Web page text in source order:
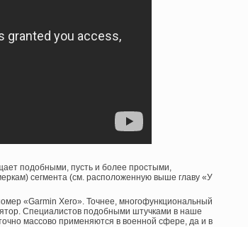
подобными, пусть и более простыми,
сегмента (см. расположенную выше главу «У
«Garmin Xero». Точнее, многофункциональный
Специалистов подобными штучками в наше
массово применяются в военной сфере, да и в